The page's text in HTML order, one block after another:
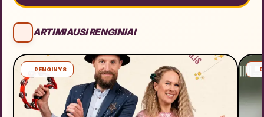
ARTIMIAUSI RENGINIAI
RENGINYS